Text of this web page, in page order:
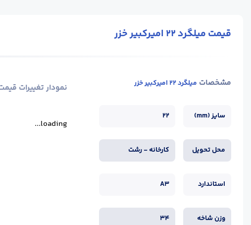
قیمت میلگرد 22 امیرکبیر خزر
مشخصات میلگرد 22 امیرکبیر خزر
سایز (mm) 22
محل تحویل کارخانه - رشت
استاندارد A3
وزن شاخه
34
نمودار تغییرات
loading...